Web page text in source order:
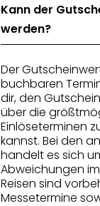
Kann der
werden?
Der
buchbaren
dir, den
über die
Einlöseterminen
kannst. Bei den
handelt es sich
Abweichungen
Reisen sind
Messetermine